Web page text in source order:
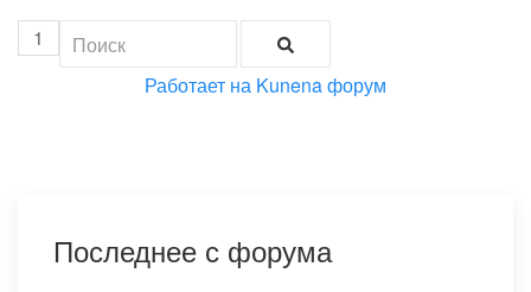
1
Работает на Kunena форум
Последнее с форума